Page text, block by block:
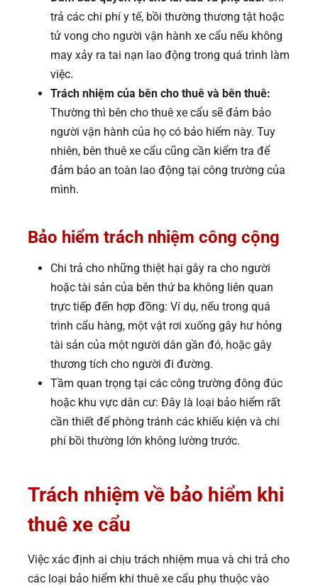
trả các chi phí y tế, bồi thường thương tật hoặc
tử vong cho người vận hành xe cẩu nếu không
may xảy ra tai nạn lao động trong quá trình làm
việc.
Trách nhiệm của bên cho thuê và bên thuê:
Thường thì bên cho thuê xe cẩu sẽ đảm bảo
người vận hành của họ có bảo hiểm này. Tuy
nhiên, bên thuê xe cẩu cũng cần kiểm tra để
đảm bảo an toàn lao động tại công trường của
mình.
Bảo hiểm trách nhiệm công cộng
Chi trả cho những thiệt hại gây ra cho người
hoặc tài sản của bên thứ ba không liên quan
trực tiếp đến hợp đồng: Ví dụ, nếu trong quá
trình cẩu hàng, một vật rơi xuống gây hư hỏng
tài sản của một người dân gần đó, hoặc gây
thương tích cho người đi đường.
Tầm quan trọng tại các công trường đông đúc
hoặc khu vực dân cư: Đây là loại bảo hiểm rất
cần thiết để phòng tránh các khiếu kiện và chi
phí bồi thường lớn không lường trước.
Trách nhiệm về bảo hiểm khi
thuê xe cẩu
Việc xác định ai chịu trách nhiệm mua và chi trả cho
các loại bảo hiểm khi thuê xe cẩu phụ thuộc vào